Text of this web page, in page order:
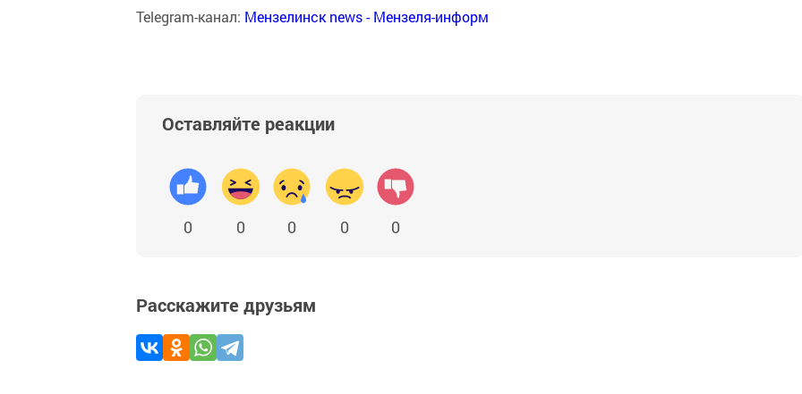
Telegram-канал: Мензелинск news - Мензеля-информ
Оставляйте реакции
0 0 0 0 0
Расскажите друзьям